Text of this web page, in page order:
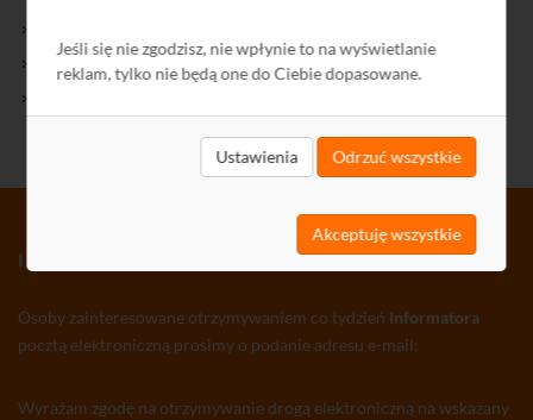
Jeśli się nie zgodzisz, nie wpłynie to na wyświetlanie
reklam, tylko nie będą one do Ciebie dopasowane.
Ustawienia Odrzuć wszystkie
Akceptuję wszystkie
Polityka Prywatności
INFORMATOR TV-SAT CCTV WLAN
Osoby zainteresowane otrzymywaniem co tydzień Informatora
pocztą elektroniczną prosimy o podanie adresu e-mail:
Wyrażam zgodę na otrzymywanie drogą elektroniczną na wskazany